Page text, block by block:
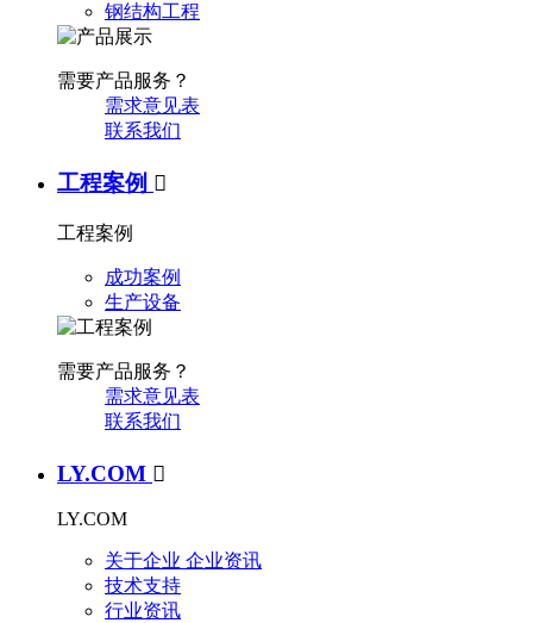
钢结构工程
需要产品服务？
需求意见表
联系我们
工程案例 
工程案例
成功案例
生产设备
需要产品服务？
需求意见表
联系我们
LY.COM 
LY.COM
关于企业 企业资讯
技术支持
行业资讯